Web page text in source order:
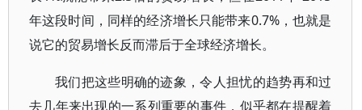
年这段时间，同样的经济增长只能带来0.7%，也就是
说它的贸易增长反而滞后于全球经济增长。
我们把这些明确的迹象，令人担忧的趋势再和过
去几年来出现的一系列重要的事件，似乎都在提醒着